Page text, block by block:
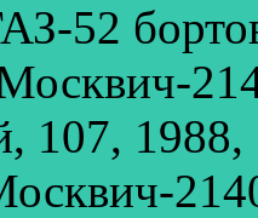
52
107,